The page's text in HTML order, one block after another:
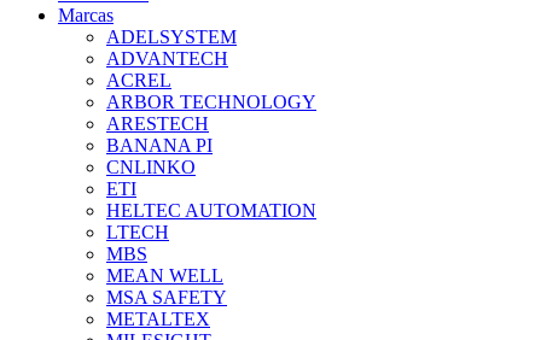
Marcas
ADELSYSTEM
ADVANTECH
ACREL
ARBOR TECHNOLOGY
ARESTECH
BANANA PI
CNLINKO
ETI
HELTEC AUTOMATION
LTECH
MBS
MEAN WELL
MSA SAFETY
METALTEX